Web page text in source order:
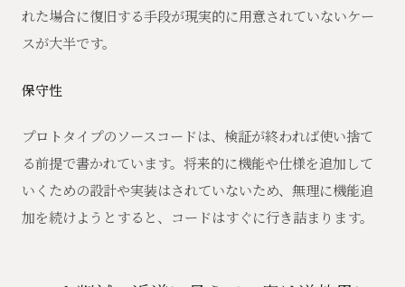
れた場合に復旧する手段が現実的に用意されていないケー
スが大半です。
保守性
プロトタイプのソースコードは、検証が終われば使い捨て
る前提で書かれています。将来的に機能や仕様を追加して
いくための設計や実装はされていないため、無理に機能追
加を続けようとすると、コードはすぐに行き詰まります。